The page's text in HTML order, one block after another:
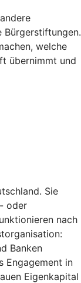
welche
übernimmt und
Sie
oder
nach
Banken
Engagement in
Eigenkapital